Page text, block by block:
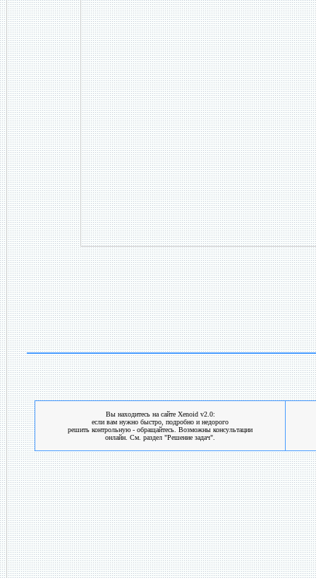
Вы находитесь на сайте Xenoid v2.0:
если вам нужно быстро, подробно и недорого
решить контрольную - обращайтесь. Возможны консультации
онлайн. См. раздел "Решение задач".